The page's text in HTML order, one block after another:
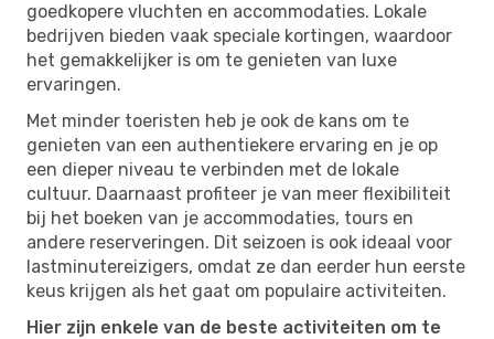
goedkopere vluchten en accommodaties. Lokale
bedrijven bieden vaak speciale kortingen, waardoor
het gemakkelijker is om te genieten van luxe
ervaringen.
Met minder toeristen heb je ook de kans om te
genieten van een authentiekere ervaring en je op
een dieper niveau te verbinden met de lokale
cultuur. Daarnaast profiteer je van meer flexibiliteit
bij het boeken van je accommodaties, tours en
andere reserveringen. Dit seizoen is ook ideaal voor
lastminutereizigers, omdat ze dan eerder hun eerste
keus krijgen als het gaat om populaire activiteiten.
Hier zijn enkele van de beste activiteiten om te